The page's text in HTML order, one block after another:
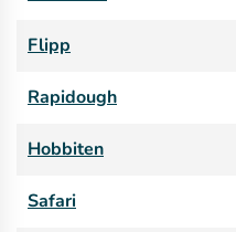
Flipp
Rapidough
Hobbiten
Safari